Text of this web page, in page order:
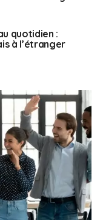
quotidien :
à l’étranger